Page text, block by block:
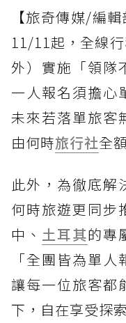
【旅奇傳媒/編
11/11起，全線
外）實施「領隊
一人報名須擔心
未來若落單旅客
由何時旅行社全
此外，為徹底解
何時旅遊更同步
中、 土耳其的專
「全團皆為單
讓每一位旅客都
下，自在享受探